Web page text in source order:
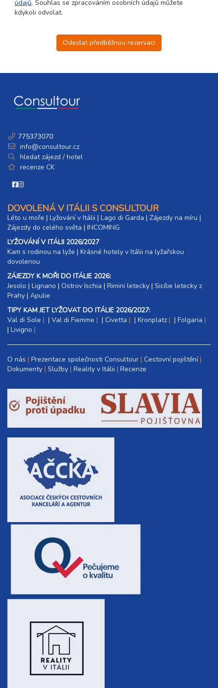
údajů. Souhlas se zpracováním osobních údajů můžete
kdykoli odvolat.
Odeslat předběžnou rezervaci
775373070
info@consultour.cz
hledat zájezd / hotel
recenze CK
DOVOLENÁ V ITÁLII S CONSULTOUR
Léto u moře | Lyžování v Itálii | Lago di Garda | Zájezdy na míru |
Zájezdy do celého světa | INCOMING
LYŽOVÁNÍ V ITÁLII 2026/2027
Kam s rodinou na lyže |​ Krásné hotely v Itálii na lyžařskou
dovolenou
ZÁJEZDY K MOŘI DO ITÁLIE 2026:
Jesolo | Lignano | Ostrov Ischia | Rimini letecky | Sicílie letecky z
Prahy | Apulie
TIPY KAM JET LYŽOVAT DO ITÁLIE 2026/2027:
Val di Sole
| Val di Fiemme | Civetta | Kronplatz | Folgaria
| Livigno
O nás Prezentace společnosti Consultour Cestovní pojištění
Dokumenty Služby Reality v Itálii Recenze